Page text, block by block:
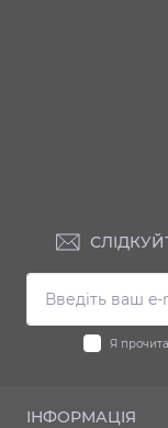
Я
ІНФОРМАЦІЯ